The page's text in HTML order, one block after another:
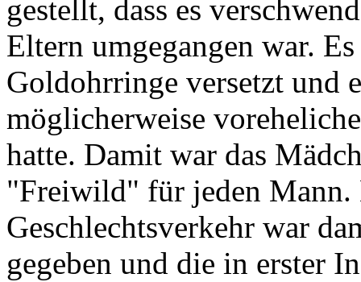
gestellt, dass es
Eltern umgegangen war.
Goldohrringe versetzt und
möglicherweise
hatte. Damit war das
"Freiwild" für jeden Mann.
Geschlechtsverkehr war
gegeben und die in erster